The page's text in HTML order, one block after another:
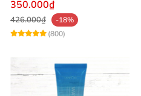
350.000₫
426.000₫
-18%
(800)